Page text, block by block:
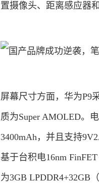
置摄像头、距离感应器
屏幕尺寸方面，华为P9
质为Super AMOLED。
3400mAh，并且支持
基于台积电16nm
为3GB LPDDR4+32GB